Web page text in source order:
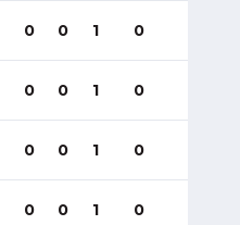
0 0 1 0
0 0 1 0
0 0 1 0
0 0 1 0